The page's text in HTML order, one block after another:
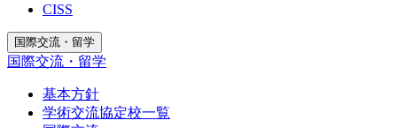
CISS
国際交流・留学
国際交流・留学
基本方針
学術交流協定校一覧